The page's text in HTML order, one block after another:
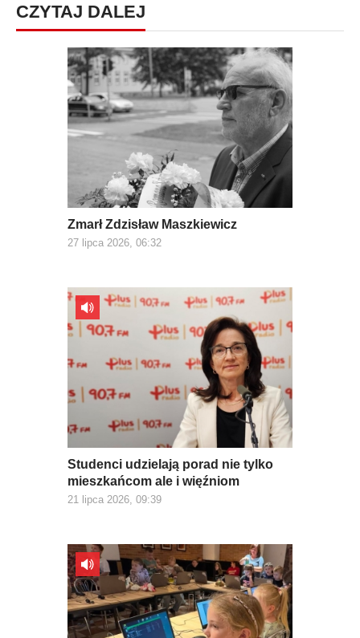
CZYTAJ DALEJ
Zmarł Zdzisław Maszkiewicz
27 lipca 2026, 06:32
Studenci udzielają porad nie tylko
mieszkańcom ale i więźniom
21 lipca 2026, 09:39